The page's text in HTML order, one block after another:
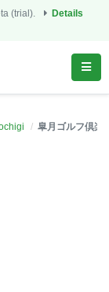
(trial).
Details
皐月ゴルフ倶楽